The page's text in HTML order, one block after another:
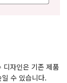
자인은 기존 제품
수 있습니다.